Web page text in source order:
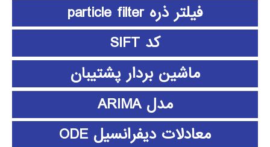
فیلتر ذره particle filter
کد SIFT
ماشین بردار پشتیبان
مدل ARIMA
معادلات دیفرانسیل ODE